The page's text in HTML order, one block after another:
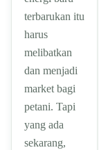
terbarukan itu
harus
melibatkan
dan menjadi
market bagi
petani. Tapi
yang ada
sekarang,